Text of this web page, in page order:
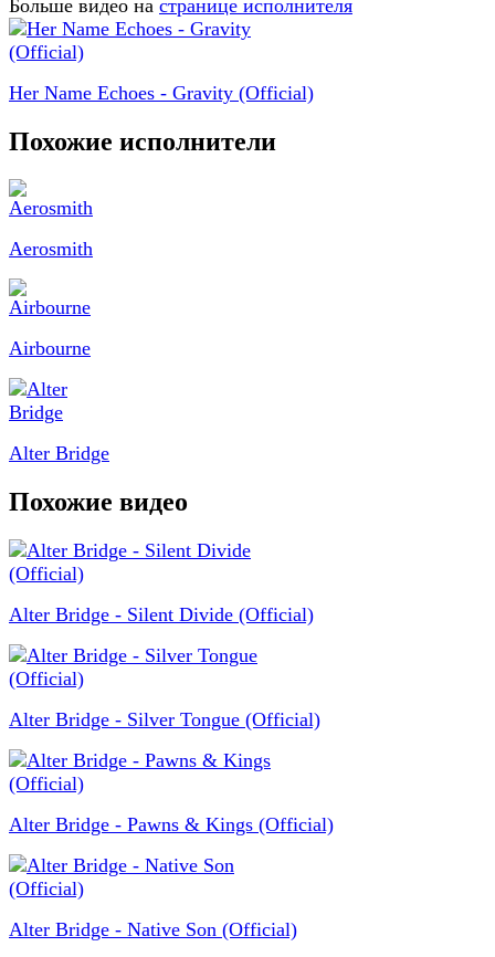
Больше видео на странице исполнителя
Her Name Echoes - Gravity (Official)
Похожие исполнители
Aerosmith
Airbourne
Alter Bridge
Похожие видео
Alter Bridge - Silent Divide (Official)
Alter Bridge - Silver Tongue (Official)
Alter Bridge - Pawns & Kings (Official)
Alter Bridge - Native Son (Official)